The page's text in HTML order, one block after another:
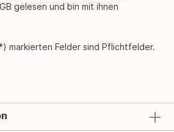
gelesen und bin mit ihnen
markierten Felder sind Pflichtfelder.